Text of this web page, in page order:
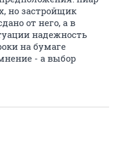
но застройщик
от него, а в
надежность
на бумаге
- а выбор